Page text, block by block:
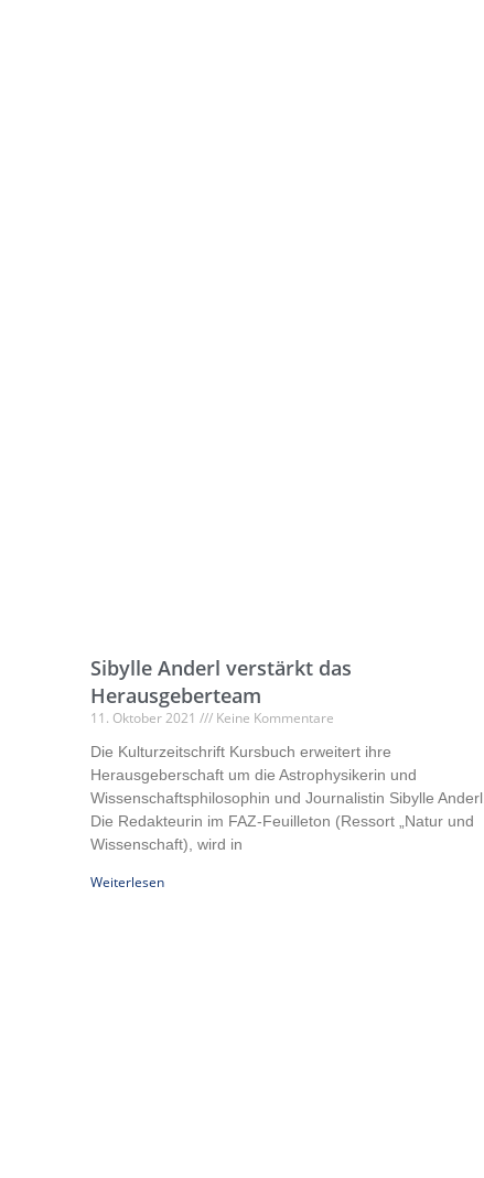
Sibylle Anderl verstärkt das
Herausgeberteam
11. Oktober 2021 Keine Kommentare
Die Kulturzeitschrift Kursbuch erweitert ihre
Herausgeberschaft um die Astrophysikerin und
Wissenschaftsphilosophin und Journalistin Sibylle Anderl.
Die Redakteurin im FAZ-Feuilleton (Ressort „Natur und
Wissenschaft), wird in
Weiterlesen